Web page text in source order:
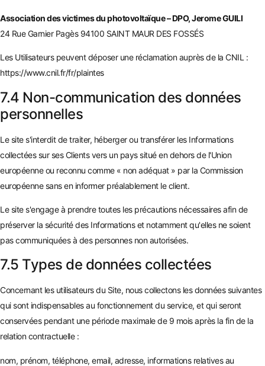
Association des victimes du photovoltaïque – DPO, Jerome GUILI
24 Rue Garnier Pagès 94100 SAINT MAUR DES FOSSÉS
Les Utilisateurs peuvent déposer une réclamation auprès de la CNIL :
https://www.cnil.fr/fr/plaintes
7.4 Non-communication des données
personnelles
Le site s'interdit de traiter, héberger ou transférer les Informations
collectées sur ses Clients vers un pays situé en dehors de l'Union
européenne ou reconnu comme « non adéquat » par la Commission
européenne sans en informer préalablement le client.
Le site s'engage à prendre toutes les précautions nécessaires afin de
préserver la sécurité des Informations et notamment qu'elles ne soient
pas communiquées à des personnes non autorisées.
7.5 Types de données collectées
Concernant les utilisateurs du Site, nous collectons les données suivantes
qui sont indispensables au fonctionnement du service, et qui seront
conservées pendant une période maximale de 9 mois après la fin de la
relation contractuelle :
nom, prénom, téléphone, email, adresse, informations relatives au